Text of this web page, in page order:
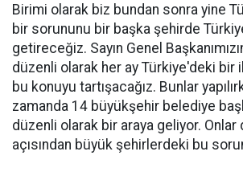
Birimi olarak biz bundan sonra yine
bir sorununu bir başka şehirde
getireceğiz. Sayın Genel
düzenli olarak her ay Türkiye'deki bir
bu konuyu tartışacağız. Bunlar
zamanda 14 büyükşehir belediye
düzenli olarak bir araya geliyor. Onlar
açısından büyük şehirlerdeki bu